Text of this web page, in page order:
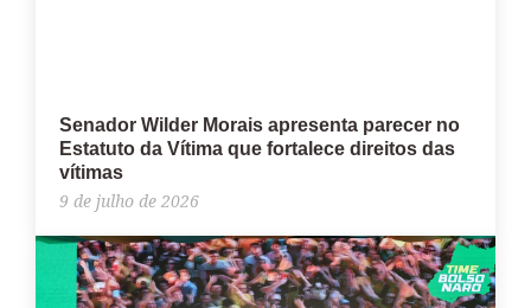
Senador Wilder Morais apresenta parecer no
Estatuto da Vítima que fortalece direitos das
vítimas
9 de julho de 2026